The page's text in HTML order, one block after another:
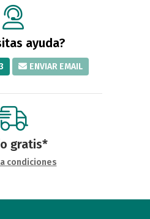
ayuda?
ENVIAR EMAIL
gratis*
condiciones